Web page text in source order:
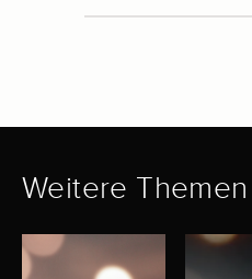
Weitere Themen